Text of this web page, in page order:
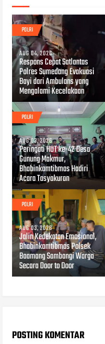
POLRI
AUG 04, 2026
Respons Cepat Satlantas
Polres Sumedang Evakuasi
Bayi dari Ambulans yang
Mengalami Kecelakaan
POLRI
AUG 03, 2026
Peringati HUT ke-42 Desa
Gunung Makmur,
Bhabinkamtibmas Hadiri
Acara Tasyakuran
POLRI
AUG 03, 2026
Jalin Kedekatan Emosional,
Bhabinkamtibmas Polsek
Baamang Sambangi Warga
Secara Door to Door
POSTING KOMENTAR